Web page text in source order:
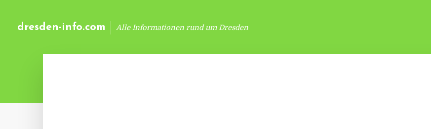
dresden-info.com Alle Informationen rund um Dresden